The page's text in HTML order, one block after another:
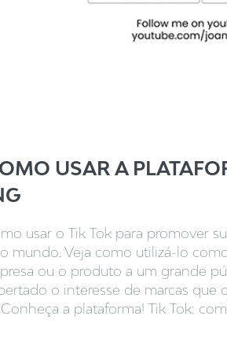
USAR A
usar o Tik Tok para promover
mundo. Veja como utilizá-lo
ou o produto a um grande
o interesse de marcas que
a plataforma! Tik Tok: